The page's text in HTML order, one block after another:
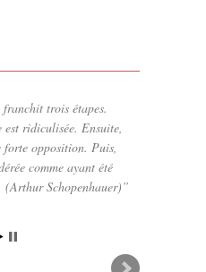
franchit trois étapes.
est ridiculisée. Ensuite,
opposition. Puis,
comme ayant été
(Arthur Schopenhauer)